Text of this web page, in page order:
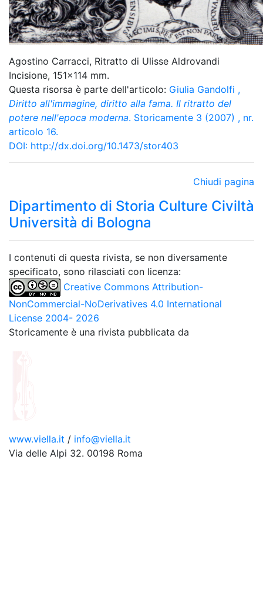
Agostino Carracci, Ritratto di Ulisse Aldrovandi
Incisione, 151x114 mm.
Questa risorsa è parte dell'articolo: Giulia Gandolfi ,
Diritto all'immagine, diritto alla fama. Il ritratto del
potere nell'epoca moderna. Storicamente 3 (2007) , nr.
articolo 16.
DOI: http://dx.doi.org/10.1473/stor403
Chiudi pagina
Dipartimento di Storia Culture Civiltà
Università di Bologna
I contenuti di questa rivista, se non diversamente
specificato, sono rilasciati con licenza:
Creative Commons Attribution-
NonCommercial-NoDerivatives 4.0 International
License 2004- 2026
Storicamente è una rivista pubblicata da
www.viella.it / info@viella.it
Via delle Alpi 32. 00198 Roma